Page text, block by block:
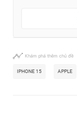
Khám phá thêm chủ đề
IPHONE 15 APPLE